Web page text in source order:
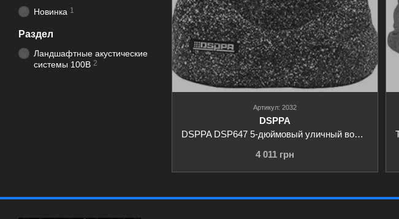
Артикул: 2032
DSPPA
DSPPA DSP647 5-дюймовый уличный водонепроницаемый динамик для сада 15Вт в стиле камень IP65
4 011 грн
Новинка 1
Раздел
Ландшафтные акустические
системы 100В 2